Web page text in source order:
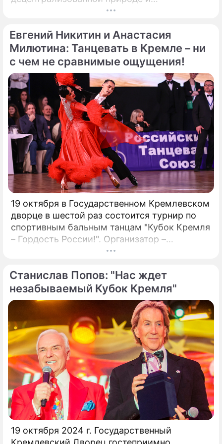
безграничной функциональности Биткойн
возможности для расширения своего
присутствия. Однако наряду с
преимуществами возникают и серьезные
проблемы, особенно в нормативно-
правовой сфере. Понимание этих
препятствий имеет важное значение для
предприятий, рассматривающих
возможность внедрения Биткойна.
Евгений Никитин и Анастасия
Милютина: Танцевать в Кремле – ни
с чем не сравнимые ощущения!
19 октября в Государственном Кремлевском
дворце в шестой раз состоится турнир по
спортивным бальным танцам "Кубок Кремля
– Гордость России!". Организатор –
президент Российского танцевального
народный артист России Станислав Попов.
Станислав Попов: "Нас ждет
незабываемый Кубок Кремля"
19 октября 2024 г. Государственный